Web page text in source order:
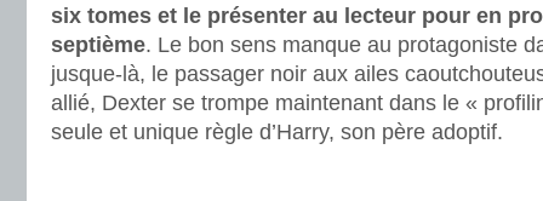
six tomes et le présenter au lecteur pour en
septième. Le bon sens manque au protagoniste
jusque-là, le passager noir aux ailes
allié, Dexter se trompe maintenant dans le «
seule et unique règle d’Harry, son père adoptif.